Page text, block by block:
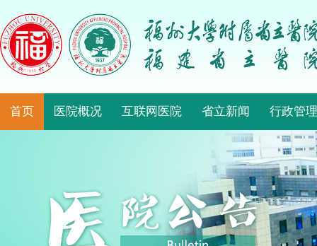
首页 医院概况 互联网医院 省立新闻 行政管理